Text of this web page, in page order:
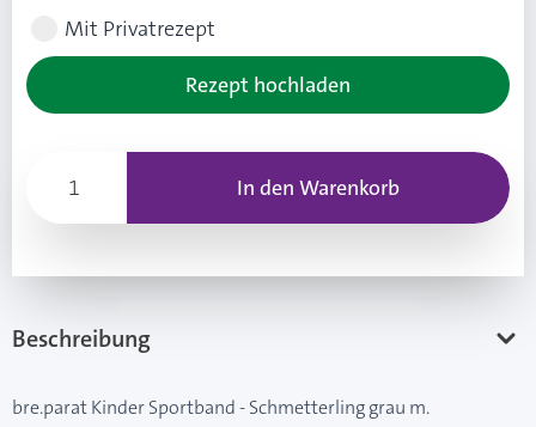
Mit Privatrezept
Rezept hochladen
In den Warenkorb
Beschreibung
bre.parat Kinder Sportband - Schmetterling grau m.